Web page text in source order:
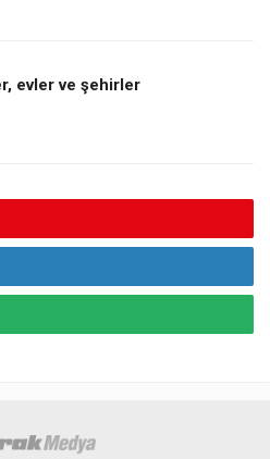
evler ve şehirler